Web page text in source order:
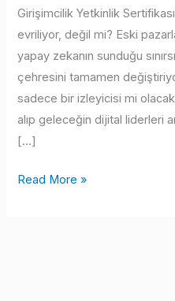
Girişimcilik Yetkinlik
evriliyor, değil mi? Eski
yapay zekanın sunduğu
çehresini tamamen
sadece bir izleyicisi mi
alıp geleceğin dijital liderleri
[…]
Yapay
Read More »